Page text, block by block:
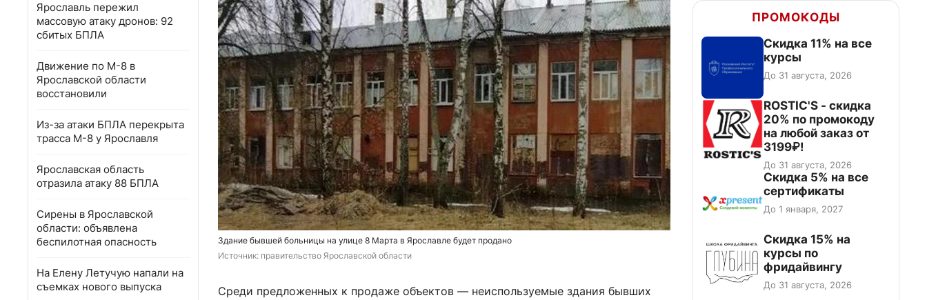
Ярославль пережил
массовую атаку дронов: 92
сбитых БПЛА
Движение по М-8 в
Ярославской области
восстановили
Из-за атаки БПЛА перекрыта
трасса М-8 у Ярославля
Ярославская область
отразила атаку 88 БПЛА
Сирены в Ярославской
области: объявлена
беспилотная опасность
На Елену Летучую напали на
съемках нового выпуска
Здание бывшей больницы на улице 8 Марта в Ярославле будет продано
Источник: правительство Ярославской области
Среди предложенных к продаже объектов — неиспользуемые здания бывших
ПРОМОКОДЫ
Скидка 11% на все
курсы
До 31 августа, 2026
ROSTIC'S - скидка
20% по промокоду
на любой заказ от
3199₽!
До 31 августа, 2026
Скидка 5% на все
сертификаты
До 1 января, 2027
Скидка 15% на
курсы по
фридайвингу
До 31 августа, 2026